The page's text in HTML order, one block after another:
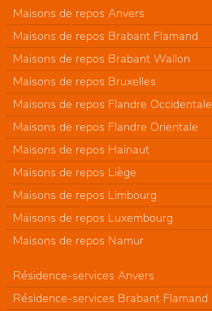
Maisons de repos Anvers
Maisons de repos Brabant Flamand
Maisons de repos Brabant Wallon
Maisons de repos Bruxelles
Maisons de repos Flandre Occidentale
Maisons de repos Flandre Orientale
Maisons de repos Hainaut
Maisons de repos Liège
Maisons de repos Limbourg
Maisons de repos Luxembourg
Maisons de repos Namur
Résidence-services Anvers
Résidence-services Brabant Flamand